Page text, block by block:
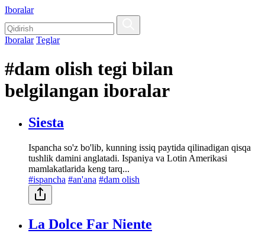
Iboralar
Iboralar Teglar
#dam olish tegi bilan
belgilangan iboralar
Siesta
Ispancha so'z bo'lib, kunning issiq paytida qilinadigan qisqa
tushlik damini anglatadi. Ispaniya va Lotin Amerikasi
mamlakatlarida keng tarq...
#ispancha #an'ana #dam olish
La Dolce Far Niente